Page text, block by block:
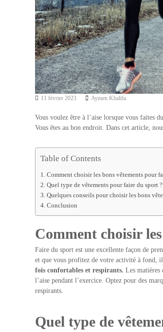
11 février 2023 Aymen Khalifa
Vous voulez être à l’aise lorsque vous faites
Vous êtes au bon endroit. Dans cet article,
Table of Contents
Comment choisir les bons vêtements pour
Quel type de vêtements pour faire du sport ?
Quelques conseils pour choisir les bons
Conclusion
Comment choisir
Faire du sport est une excellente façon de
et que vous profitez de votre activité à fond,
fois confortables et respirants. Les matières
l’aise pendant l’exercice. Optez pour des
respirants.
Quel type de